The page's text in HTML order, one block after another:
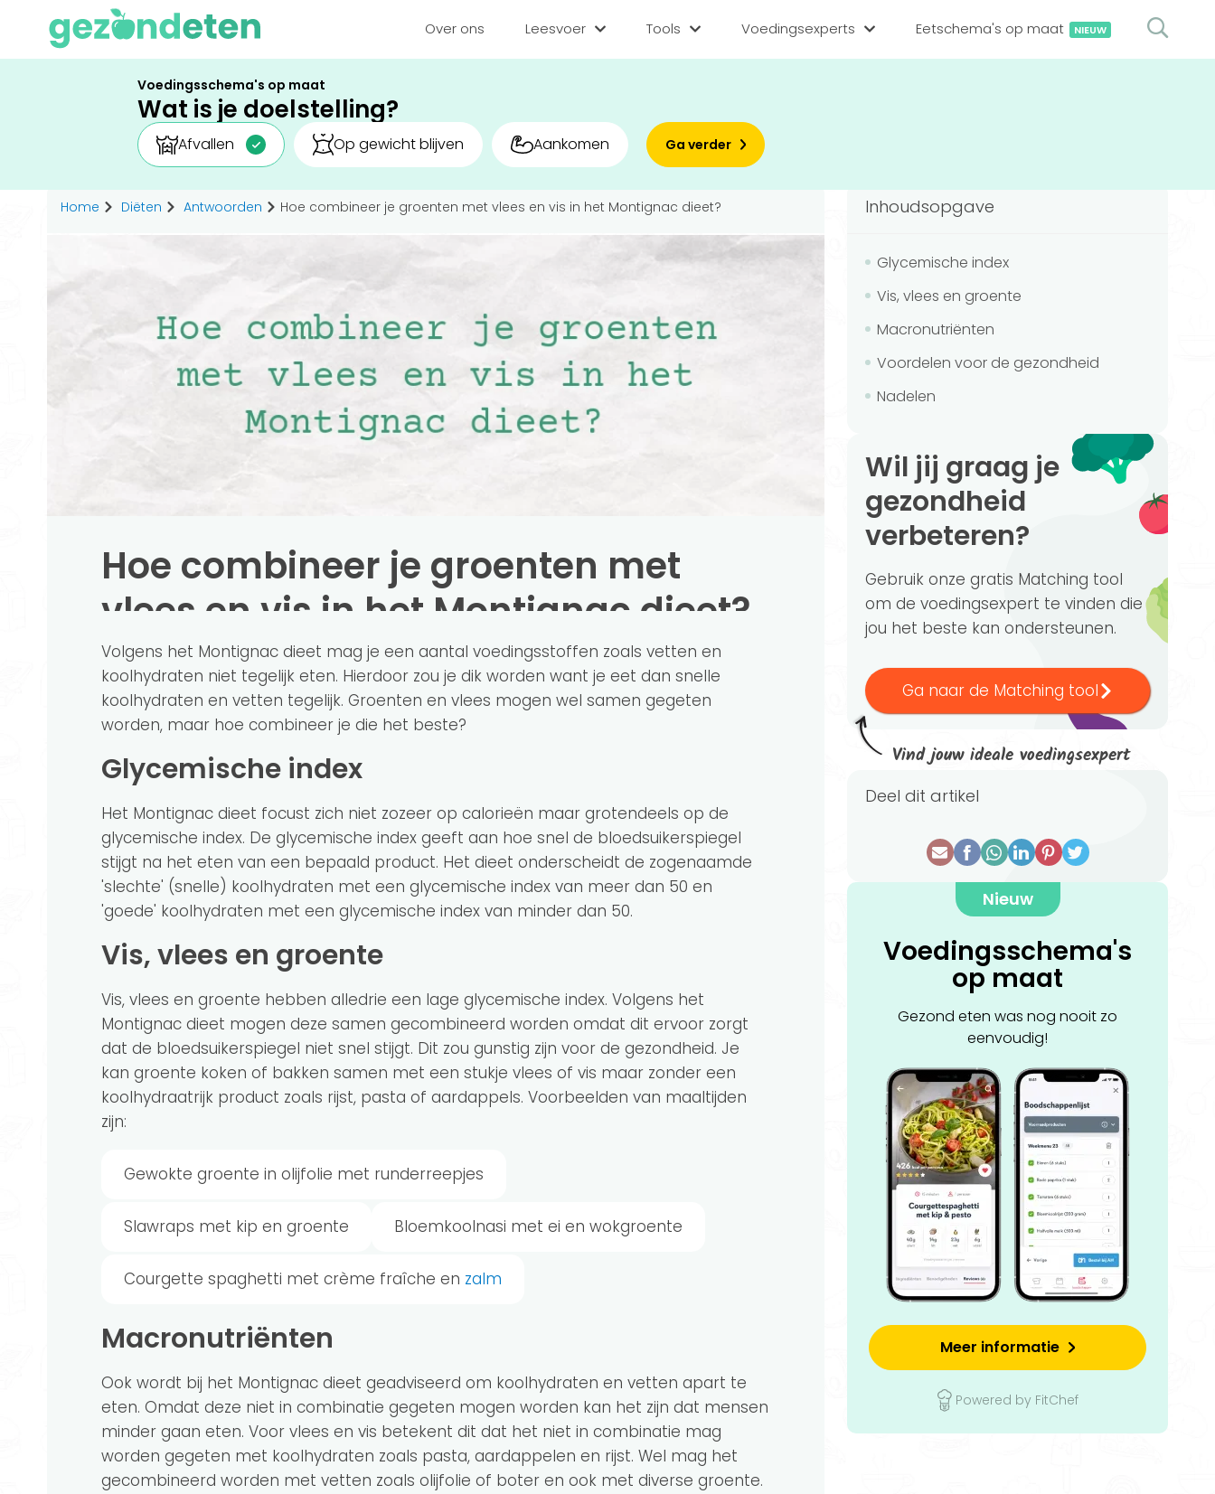
Over ons Leesvoer
Gezond leven
Medisch
Voedingsstoffen
Tools
BMI berekenen
Caloriebehoefte berekenen
Ideale gewicht berekenen
Hoe gezond eet jij?
Voedingsexperts
Voor voedingsexperts
Bedrijf aanmelden
Eetschema's op maat NIEUW
Voedingsschema's op maat
Wat is je doelstelling?
Afvallen Op gewicht blijven Aankomen Ga verder
Home Diëten Antwoorden Hoe combineer je groenten met vlees en vis in het Montignac dieet?
Hoe combineer je groenten met
vlees en vis in het Montignac dieet?
Volgens het Montignac dieet mag je een aantal voedingsstoffen zoals vetten en
koolhydraten niet tegelijk eten. Hierdoor zou je dik worden want je eet dan snelle
koolhydraten en vetten tegelijk. Groenten en vlees mogen wel samen gegeten
worden, maar hoe combineer je die het beste?
Glycemische index
Het Montignac dieet focust zich niet zozeer op calorieën maar grotendeels op de
glycemische index. De glycemische index geeft aan hoe snel de bloedsuikerspiegel
stijgt na het eten van een bepaald product. Het dieet onderscheidt de zogenaamde
'slechte' (snelle) koolhydraten met een glycemische index van meer dan 50 en
'goede' koolhydraten met een glycemische index van minder dan 50.
Vis, vlees en groente
Vis, vlees en groente hebben alledrie een lage glycemische index. Volgens het
Montignac dieet mogen deze samen gecombineerd worden omdat dit ervoor zorgt
dat de bloedsuikerspiegel niet snel stijgt. Dit zou gunstig zijn voor de gezondheid. Je
kan groente koken of bakken samen met een stukje vlees of vis maar zonder een
koolhydraatrijk product zoals rijst, pasta of aardappels. Voorbeelden van maaltijden
zijn:
Gewokte groente in olijfolie met runderreepjes
Slawraps met kip en groente Bloemkoolnasi met ei en wokgroente
Courgette spaghetti met crème fraîche en zalm
Macronutriënten
Ook wordt bij het Montignac dieet geadviseerd om koolhydraten en vetten apart te
eten. Omdat deze niet in combinatie gegeten mogen worden kan het zijn dat mensen
minder gaan eten. Voor vlees en vis betekent dit dat het niet in combinatie mag
worden gegeten met koolhydraten zoals pasta, aardappelen en rijst. Wel mag het
gecombineerd worden met vetten zoals olijfolie of boter en ook met diverse groente.
Inhoudsopgave
Glycemische index
Vis, vlees en groente
Macronutriënten
Voordelen voor de gezondheid
Nadelen
Wil jij graag je
gezondheid
verbeteren?
Gebruik onze gratis Matching tool
om de voedingsexpert te vinden die
jou het beste kan ondersteunen.
Ga naar de Matching tool
Vind jouw ideale voedingsexpert
Deel dit artikel
Nieuw
Voedingsschema's
op maat
Gezond eten was nog nooit zo
eenvoudig!
Meer informatie
Powered by FitChef